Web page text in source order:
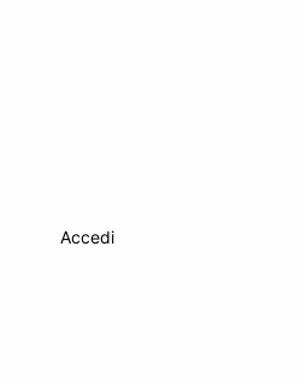
Accedi